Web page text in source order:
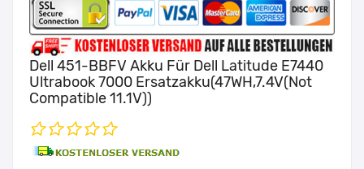
Dell 451-BBFV Akku Für Dell Latitude E7440
Ultrabook 7000 Ersatzakku(47WH,7.4V(Not
Compatible 11.1V))